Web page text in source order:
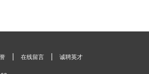
在线留言 诚聘英才